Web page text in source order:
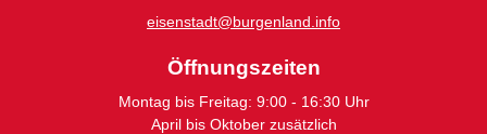
eisenstadt@burgenland.info
Öffnungszeiten
Montag bis Freitag: 9:00 - 16:30 Uhr
April bis Oktober zusätzlich